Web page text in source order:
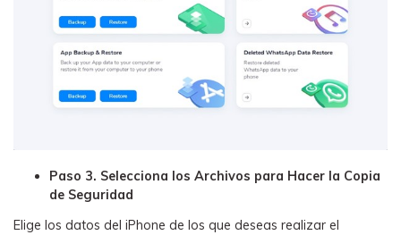
Paso 3. Selecciona los Archivos para Hacer la Copia
de Seguridad󠀲󠀡󠀠󠀥󠀩󠀧󠀤󠀥󠀢󠀳
󠀰Elige los datos del iPhone de los que deseas realizar el